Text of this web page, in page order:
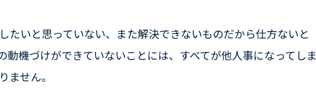
たいと思っていない、また解決できないものだから仕方ないと
動機づけができていないことには、すべてが他人事になってしま
ません。